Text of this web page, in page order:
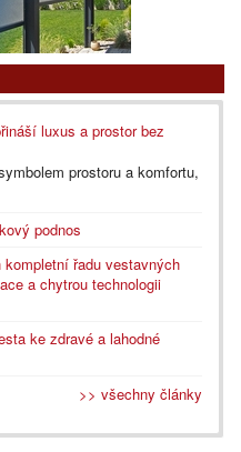
luxus a prostor bez
prostoru a komfortu,
podnos
řadu vestavných
a chytrou technologii
ke zdravé a lahodné
>> všechny články